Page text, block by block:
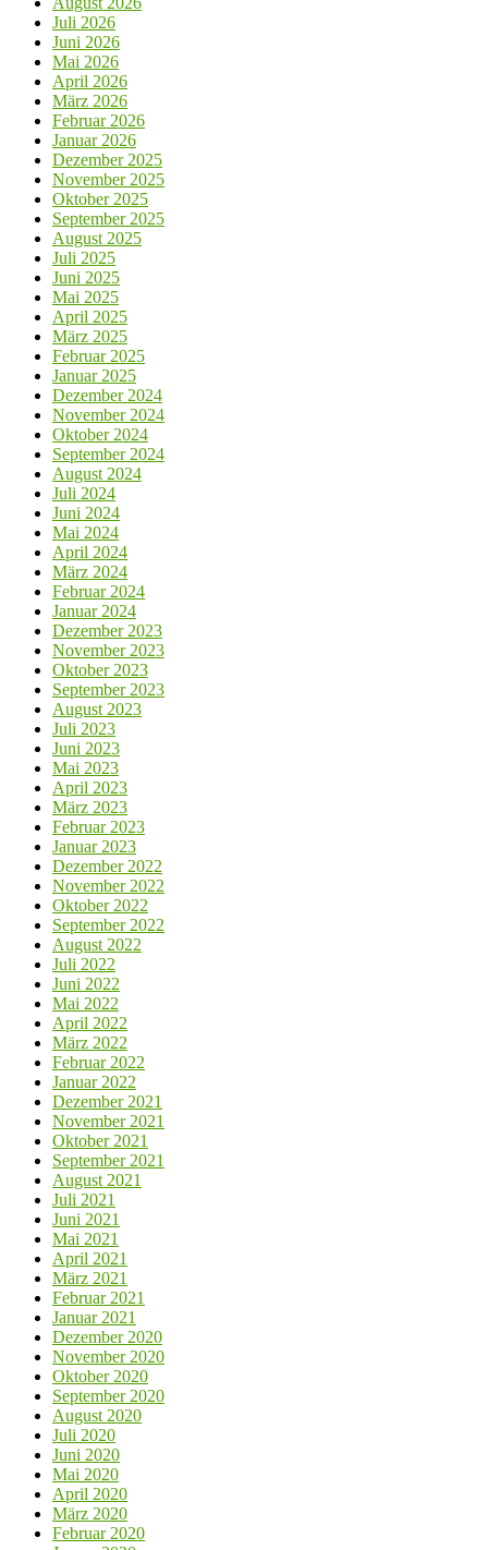
Juli 2026
Juni 2026
Mai 2026
April 2026
März 2026
Februar 2026
Januar 2026
Dezember 2025
November 2025
Oktober 2025
September 2025
August 2025
Juli 2025
Juni 2025
Mai 2025
April 2025
März 2025
Februar 2025
Januar 2025
Dezember 2024
November 2024
Oktober 2024
September 2024
August 2024
Juli 2024
Juni 2024
Mai 2024
April 2024
März 2024
Februar 2024
Januar 2024
Dezember 2023
November 2023
Oktober 2023
September 2023
August 2023
Juli 2023
Juni 2023
Mai 2023
April 2023
März 2023
Februar 2023
Januar 2023
Dezember 2022
November 2022
Oktober 2022
September 2022
August 2022
Juli 2022
Juni 2022
Mai 2022
April 2022
März 2022
Februar 2022
Januar 2022
Dezember 2021
November 2021
Oktober 2021
September 2021
August 2021
Juli 2021
Juni 2021
Mai 2021
April 2021
März 2021
Februar 2021
Januar 2021
Dezember 2020
November 2020
Oktober 2020
September 2020
August 2020
Juli 2020
Juni 2020
Mai 2020
April 2020
März 2020
Februar 2020